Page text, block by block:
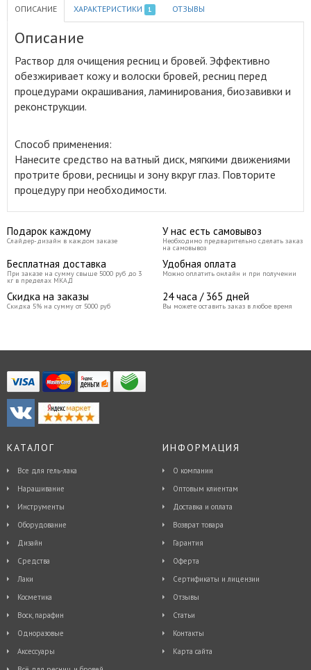
ОПИСАНИЕ ХАРАКТЕРИСТИКИ 1 ОТЗЫВЫ
Описание
Раствор для очищения ресниц и бровей. Эффективно
обезжиривает кожу и волоски бровей, ресниц перед
процедурами окрашивания, ламинирования, биозавивки и
реконструкции.
Способ применения:
Нанесите средство на ватный диск, мягкими движениями
протрите брови, ресницы и зону вкруг глаз. Повторите
процедуру при необходимости.
Подарок каждому
Слайдер-дизайн в каждом заказе
У нас есть самовывоз
Необходимо предварительно сделать заказ
на самовывоз
Бесплатная доставка
При заказе на сумму свыше 5000 руб до 3
кг в пределах МКАД
Удобная оплата
Можно оплатить онлайн и при получении
Скидка на заказы
Скидка 5% на сумму от 5000 руб
24 часа / 365 дней
Вы можете оставить заказ в любое время
КАТАЛОГ
Все для гель-лака
Наращивание
Инструменты
Оборудование
Дизайн
Средства
Лаки
Косметика
Воск, парафин
Одноразовые
Аксессуары
ИНФОРМАЦИЯ
О компании
Оптовым клиентам
Доставка и оплата
Возврат товара
Гарантия
Оферта
Сертификаты и лицензии
Отзывы
Статьи
Контакты
Карта сайта